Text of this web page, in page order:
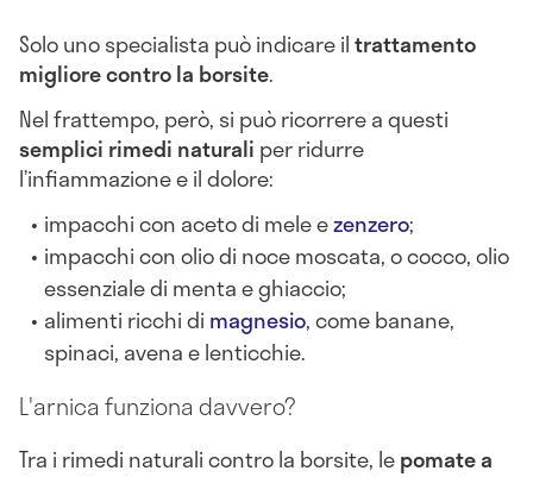
Solo uno specialista può indicare iltrattamento
migliore contro la borsite.
Nel frattempo, però, si può ricorrere a questi
semplici rimedi naturali per ridurre
l’infiammazione e il dolore:
impacchi con aceto di mele ezenzero;
impacchi con olio di noce moscata, o cocco, olio
essenziale di menta e ghiaccio;
alimenti ricchi di magnesio, come banane,
spinaci, avena e lenticchie.
L'arnica funziona davvero?
Tra i rimedi naturali contro la borsite, lepomate a